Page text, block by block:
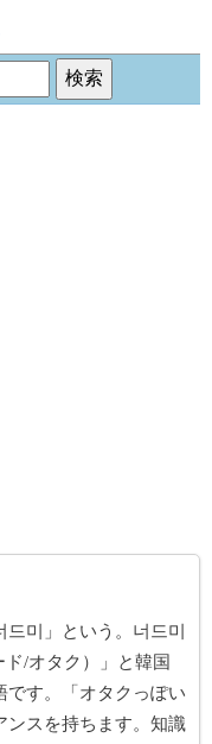
미」という。너드미
ド/オタク）」と韓国
です。「オタクっぽい
ンスを持ちます。知識